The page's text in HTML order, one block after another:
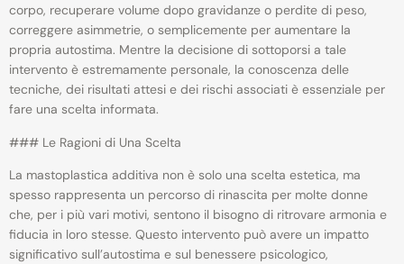
corpo, recuperare volume dopo gravidanze o perdite di peso,
correggere asimmetrie, o semplicemente per aumentare la
propria autostima. Mentre la decisione di sottoporsi a tale
intervento è estremamente personale, la conoscenza delle
tecniche, dei risultati attesi e dei rischi associati è essenziale per
fare una scelta informata.
### Le Ragioni di Una Scelta
La mastoplastica additiva non è solo una scelta estetica, ma
spesso rappresenta un percorso di rinascita per molte donne
che, per i più vari motivi, sentono il bisogno di ritrovare armonia e
fiducia in loro stesse. Questo intervento può avere un impatto
significativo sull’autostima e sul benessere psicologico,